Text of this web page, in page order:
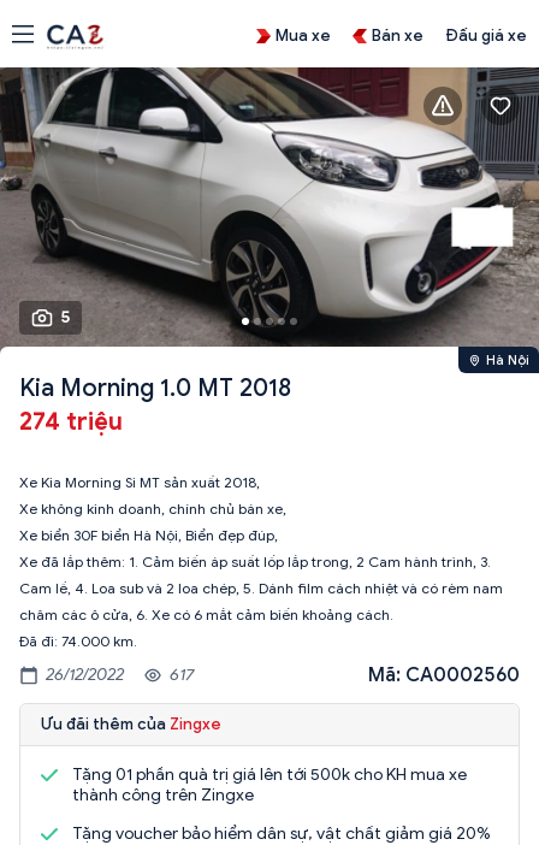
Mua xe Bán xe Đấu giá xe
5
Hà Nội
Kia Morning 1.0 MT 2018
274 triệu
Xe Kia Morning Si MT sản xuất 2018,
Xe không kinh doanh, chính chủ bán xe,
Xe biển 30F biển Hà Nội, Biển đẹp đúp,
Xe đã lắp thêm: 1. Cảm biến áp suất lốp lắp trong, 2 Cam hành trình, 3.
Cam lề, 4. Loa sub và 2 loa chép, 5. Dánh film cách nhiệt và có rèm nam
châm các ô cửa, 6. Xe có 6 mắt cảm biến khoảng cách.
Đã đi: 74.000 km.
26/12/2022 617 Mã: CA0002560
Ưu đãi thêm của Zingxe
Tặng 01 phần quà trị giá lên tới 500k cho KH mua xe
thành công trên Zingxe
Tặng voucher bảo hiểm dân sự, vật chất giảm giá 20%